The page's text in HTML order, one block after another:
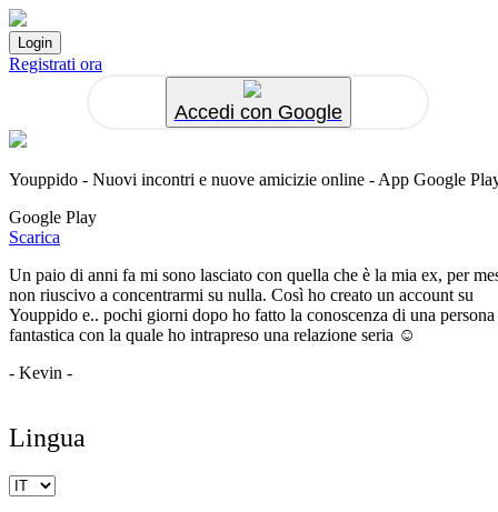
Registrati ora
Accedi con Google
Youppido - Nuovi incontri e nuove amicizie online - App Google
Google Play
Scarica
Un paio di anni fa mi sono lasciato con quella che è la mia ex, per
non riuscivo a concentrarmi su nulla. Così ho creato un account su
Youppido e.. pochi giorni dopo ho fatto la conoscenza di una persona
fantastica con la quale ho intrapreso una relazione seria ☺️
- Kevin -
Lingua